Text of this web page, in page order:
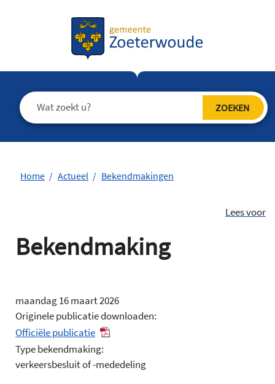
Home Actueel Bekendmakingen
Lees voor
Bekendmaking
maandag 16 maart 2026
Originele publicatie downloaden:
Officiële publicatie
Type bekendmaking:
verkeersbesluit of -mededeling